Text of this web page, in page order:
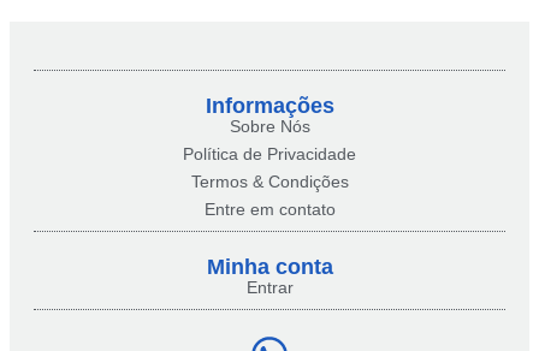
Informações
Sobre Nós
Política de Privacidade
Termos & Condições
Entre em contato
Minha conta​
Entrar